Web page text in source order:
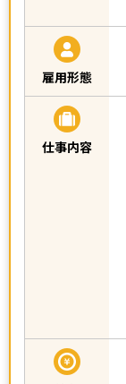
雇用形態
仕事内容